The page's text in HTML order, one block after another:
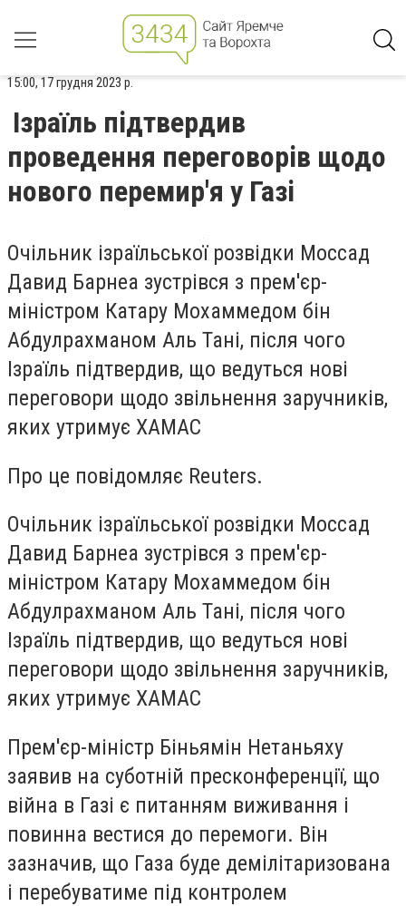
15:00, 17 грудня 2023 р.
Ізраїль підтвердив
проведення переговорів щодо
нового перемир'я у Газі
Очільник ізраїльської розвідки Моссад
Давид Барнеа зустрівся з прем'єр-
міністром Катару Мохаммедом бін
Абдулрахманом Аль Тані, після чого
Ізраїль підтвердив, що ведуться нові
переговори щодо звільнення заручників,
яких утримує ХАМАС
Про це повідомляє Reuters.
Очільник ізраїльської розвідки Моссад
Давид Барнеа зустрівся з прем'єр-
міністром Катару Мохаммедом бін
Абдулрахманом Аль Тані, після чого
Ізраїль підтвердив, що ведуться нові
переговори щодо звільнення заручників,
яких утримує ХАМАС
Прем'єр-міністр Біньямін Нетаньяху
заявив на суботній пресконференції, що
війна в Газі є питанням виживання і
повинна вестися до перемоги. Він
зазначив, що Газа буде демілітаризована
і перебуватиме під контролем